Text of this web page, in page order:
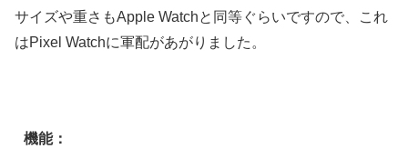
サイズや重さもApple Watchと同等ぐらいですので、これ
はPixel Watchに軍配があがりました。
機能：